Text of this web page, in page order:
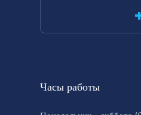
Часы работы